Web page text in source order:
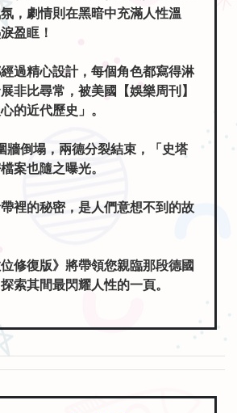
，劇情則在黑暗中充滿人性溫
盈眶！
過精心設計，每個角色都寫得淋
非比尋常，被美國【娛樂周刊】
的近代歷史」。
牆倒塌，兩德分裂結束，「史塔
案也隨之曝光。
裡的秘密，是人們意想不到的故
位修復版》將帶領您親臨那段德國
索其間最閃耀人性的一頁。